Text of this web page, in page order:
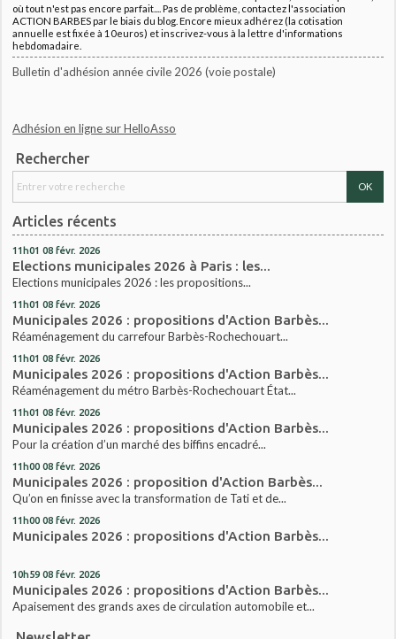
où tout n'est pas encore parfait.... Pas de problème, contactez l'association
ACTION BARBES par le biais du blog. Encore mieux adhérez (la cotisation
annuelle est fixée à 10euros) et inscrivez-vous à la lettre d'informations
hebdomadaire.
Bulletin d'adhésion année civile 2026 (voie postale)
Adhésion en ligne sur HelloAsso
Rechercher
Articles récents
11h01 08 févr. 2026
Elections municipales 2026 à Paris : les...
Elections municipales 2026 : les propositions...
11h01 08 févr. 2026
Municipales 2026 : propositions d'Action Barbès...
Réaménagement du carrefour Barbès-Rochechouart...
11h01 08 févr. 2026
Municipales 2026 : propositions d'Action Barbès...
Réaménagement du métro Barbès-Rochechouart État...
11h01 08 févr. 2026
Municipales 2026 : propositions d'Action Barbès...
Pour la création d’un marché des biffins encadré...
11h00 08 févr. 2026
Municipales 2026 : proposition d'Action Barbès...
Qu’on en finisse avec la transformation de Tati et de...
11h00 08 févr. 2026
Municipales 2026 : propositions d'Action Barbès...
10h59 08 févr. 2026
Municipales 2026 : propositions d'Action Barbès...
Apaisement des grands axes de circulation automobile et...